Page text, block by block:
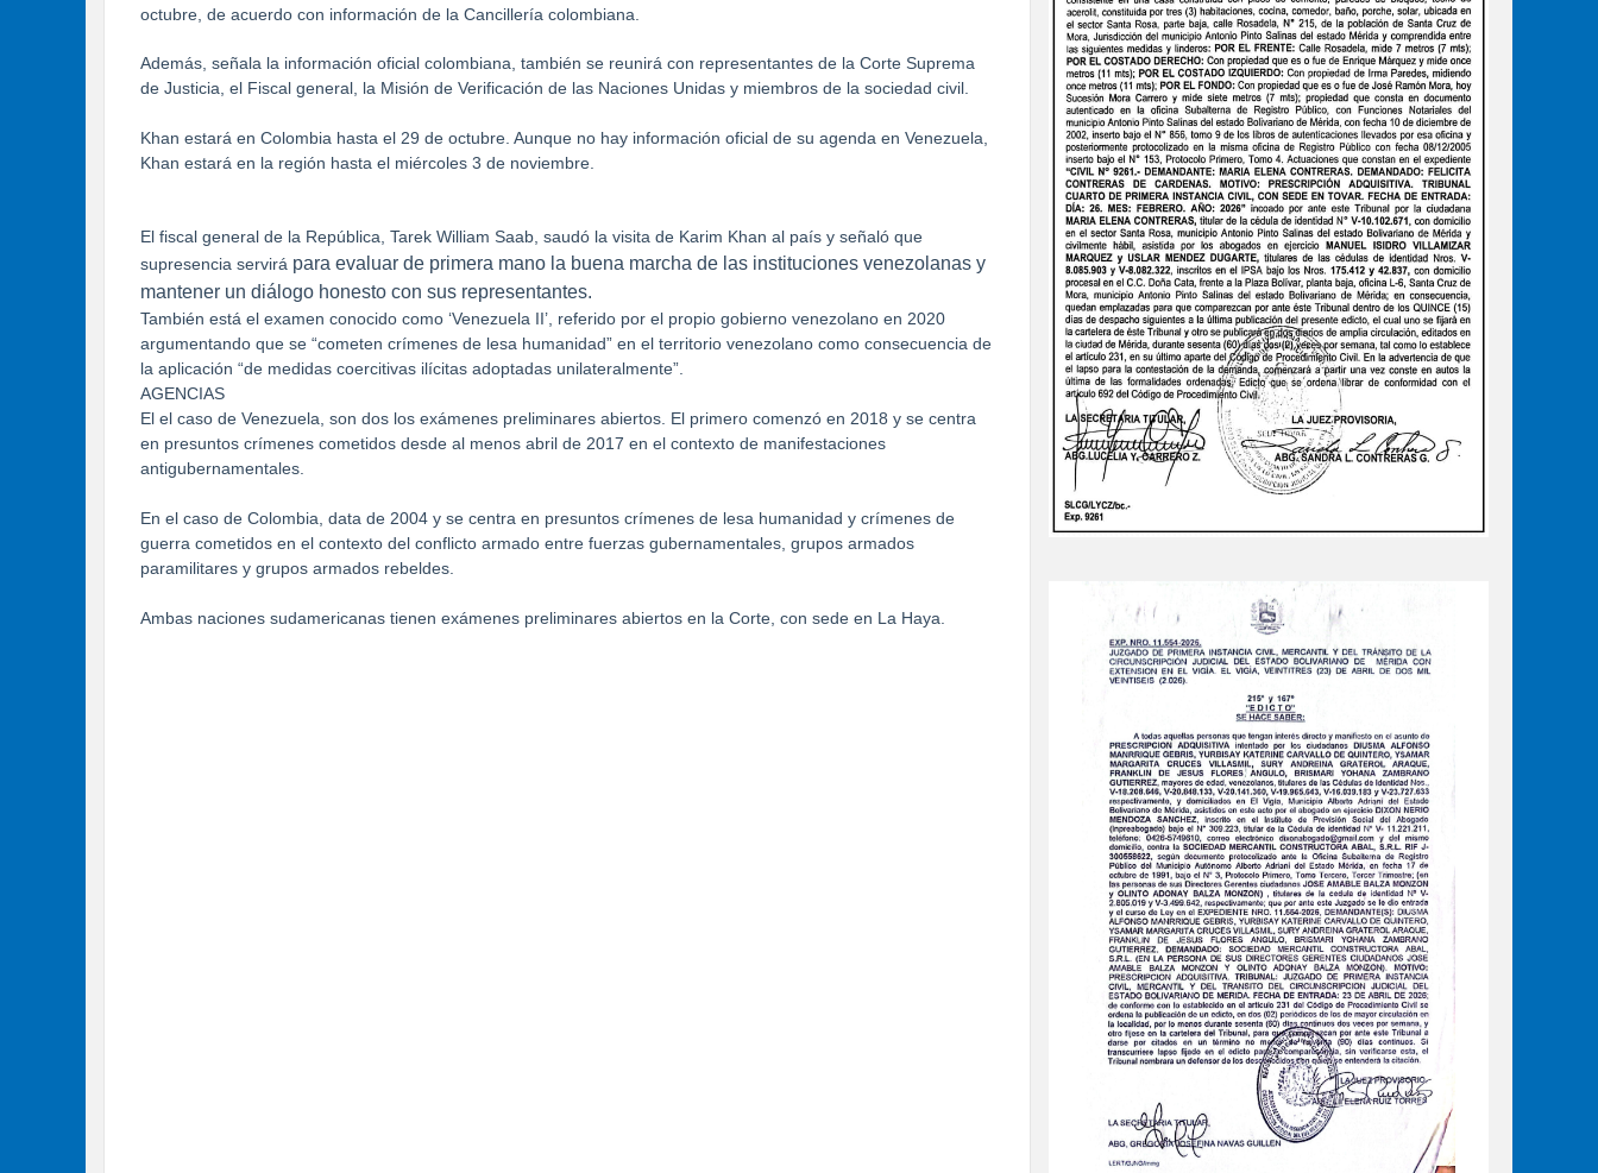
octubre, de acuerdo con información de la Cancillería colombiana.
Además, señala la información oficial colombiana, también se reunirá con representantes de la Corte Suprema
de Justicia, el Fiscal general, la Misión de Verificación de las Naciones Unidas y miembros de la sociedad civil.
Khan estará en Colombia hasta el 29 de octubre. Aunque no hay información oficial de su agenda en Venezuela,
Khan estará en la región hasta el miércoles 3 de noviembre.
El fiscal general de la República, Tarek William Saab, saudó la visita de Karim Khan al país y señaló que
supresencia servirá para evaluar de primera mano la buena marcha de las instituciones venezolanas y
mantener un diálogo honesto con sus representantes.
También está el examen conocido como ‘Venezuela II’, referido por el propio gobierno venezolano en 2020
argumentando que se “cometen crímenes de lesa humanidad” en el territorio venezolano como consecuencia de
la aplicación “de medidas coercitivas ilícitas adoptadas unilateralmente”.
AGENCIAS
El el caso de Venezuela, son dos los exámenes preliminares abiertos. El primero comenzó en 2018 y se centra
en presuntos crímenes cometidos desde al menos abril de 2017 en el contexto de manifestaciones
antigubernamentales.
En el caso de Colombia, data de 2004 y se centra en presuntos crímenes de lesa humanidad y crímenes de
guerra cometidos en el contexto del conflicto armado entre fuerzas gubernamentales, grupos armados
paramilitares y grupos armados rebeldes.
Ambas naciones sudamericanas tienen exámenes preliminares abiertos en la Corte, con sede en La Haya.